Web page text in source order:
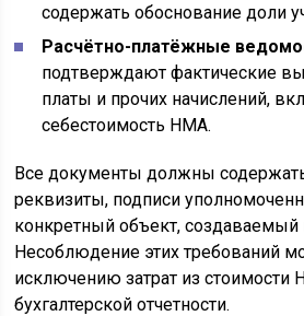
содержать обоснование доли
Расчётно-платёжные
подтверждают фактические
платы и прочих начислений,
себестоимость НМА.
Все документы должны
реквизиты, подписи
конкретный объект, создаваемый
Несоблюдение этих требований
исключению затрат из
бухгалтерской отчетности.